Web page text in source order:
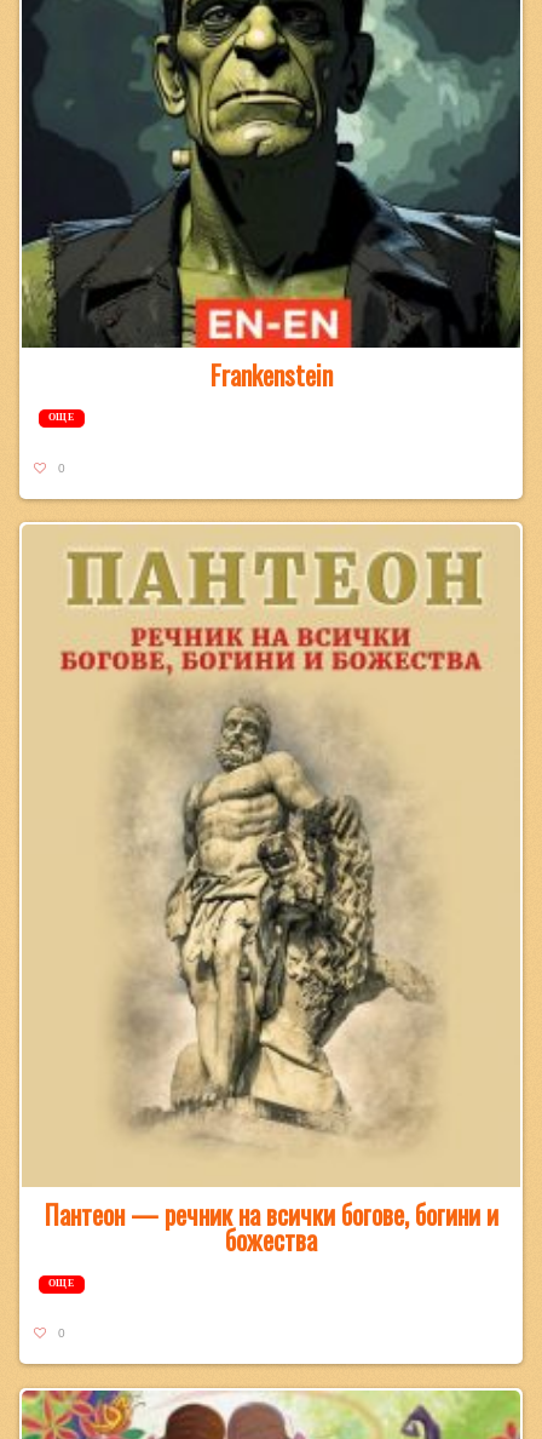
Frankenstein
ОЩЕ
0
Пантеон — речник на всички богове, богини и
божества
ОЩЕ
0